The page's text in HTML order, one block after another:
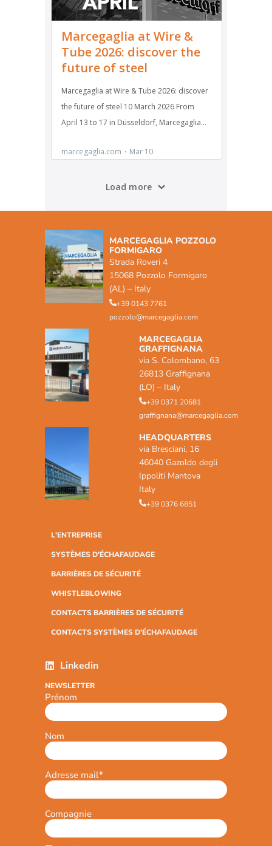
MARCEGAGLIA POZZOLO
FORMIGARO
Strada Roveri 4
15068 Pozzolo Formigaro
(AL) – Italy
+39 0143 7761
pozzolo@marcegaglia.com
MARCEGAGLIA
GRAFFIGNANA
via S. Colombano, 63
26813 Graffignana
(LO) – Italy
+39 0371 20681
graffignana@marcegaglia.com
HEADQUARTERS
via Bresciani, 16
46040 Gazoldo degli
Ippoliti Mantova
Italy
+39 0376 6851
L'ENTREPRISE
SYSTÈMES D'ÉCHAFAUDAGE
BARRIÈRES DE SÉCURITÉ
WHISTLEBLOWING
CONTACTS BARRIÈRES DE SÉCURITÉ
CONTACTS SYSTÈMES D'ÉCHAFAUDAGE
Linkedin
NEWSLETTER
Prénom
Nom
Adresse mail*
Compagnie